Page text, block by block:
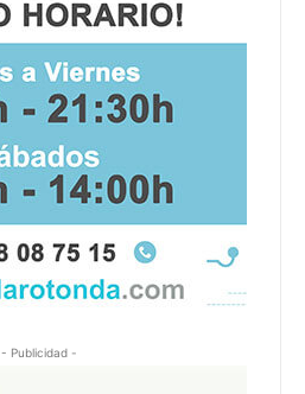
- Publicidad -